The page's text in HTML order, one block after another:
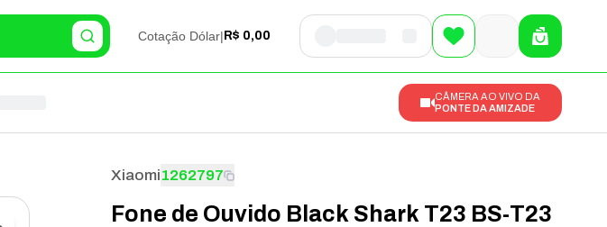
Cotação Dólar| R$ 0,00
CÂMERA AO VIVO DA
PONTE DA AMIZADE
Xiaomi1262797
Fone de Ouvido Black Shark T23 BS-T23